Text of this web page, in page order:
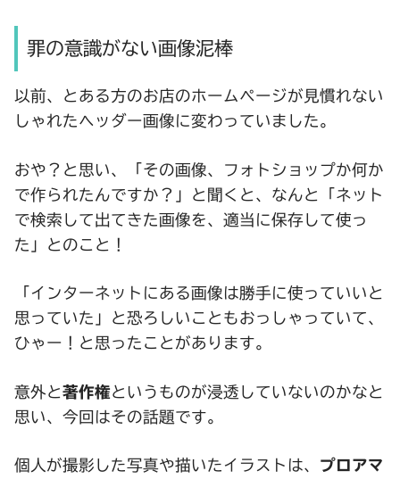
罪の意識がない画像泥棒
以前、とある方のお店のホームページが見慣れない
しゃれたヘッダー画像に変わっていました。
おや？と思い、「その画像、フォトショップか何か
で作られたんですか？」と聞くと、なんと「ネット
で検索して出てきた画像を、適当に保存して使っ
た」とのこと！
「インターネットにある画像は勝手に使っていいと
思っていた」と恐ろしいこともおっしゃっていて、
ひゃー！と思ったことがあります。
意外と著作権というものが浸透していないのかなと
思い、今回はその話題です。
個人が撮影した写真や描いたイラストは、 プロアマ